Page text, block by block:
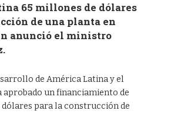
65 millones de dólares
de una planta en
anunció el ministro
de América Latina y el
aprobado un financiamiento de
para la construcción de